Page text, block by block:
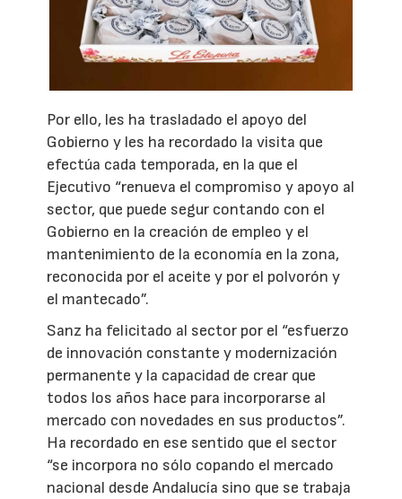
Por ello, les ha trasladado el apoyo del
Gobierno y les ha recordado la visita que
efectúa cada temporada, en la que el
Ejecutivo “renueva el compromiso y apoyo al
sector, que puede segur contando con el
Gobierno en la creación de empleo y el
mantenimiento de la economía en la zona,
reconocida por el aceite y por el polvorón y
el mantecado”.
Sanz ha felicitado al sector por el “esfuerzo
de innovación constante y modernización
permanente y la capacidad de crear que
todos los años hace para incorporarse al
mercado con novedades en sus productos”.
Ha recordado en ese sentido que el sector
“se incorpora no sólo copando el mercado
nacional desde Andalucía sino que se trabaja